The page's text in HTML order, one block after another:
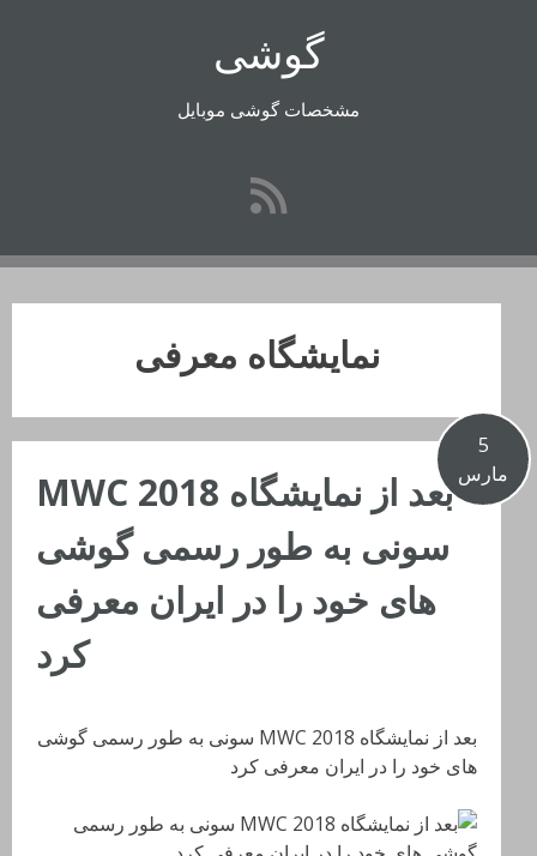
گوشی
مشخصات گوشی موبایل
نمایشگاه معرفی
5
مارس
بعد از نمایشگاه MWC 2018
سونی به طور رسمی گوشی
های خود را در ایران معرفی
کرد
بعد از نمایشگاه MWC 2018 سونی به طور رسمی گوشی
های خود را در ایران معرفی کرد